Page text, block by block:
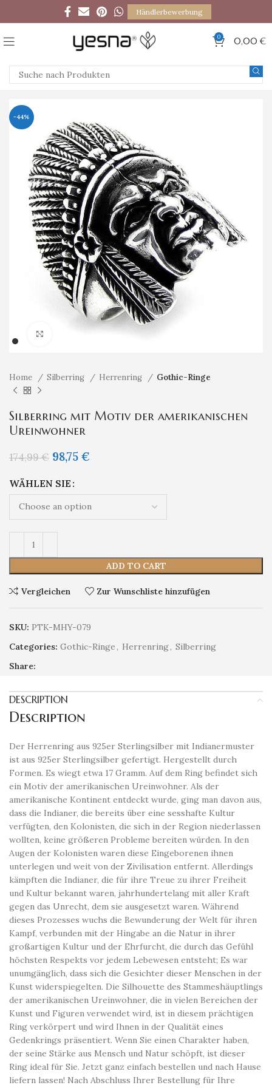
Händlerbewerbung
0 0,00 €
-44%
Klicken um zu vergrößern
Home Silberring Herrenring Gothic-Ringe
Silberring mit Motiv der amerikanischen
Ureinwohner
174,99€ 98,75 €
WÄHLEN SIE
ADD TO CART
Vergleichen Zur Wunschliste hinzufügen
SKU: PTK-MHY-079
Categories: Gothic-Ringe, Herrenring, Silberring
Share:
DESCRIPTION
Description
Der Herrenring aus 925er Sterlingsilber mit Indianermuster
ist aus 925er Sterlingsilber gefertigt. Hergestellt durch
Formen. Es wiegt etwa 17 Gramm. Auf dem Ring befindet sich
ein Motiv der amerikanischen Ureinwohner. Als der
amerikanische Kontinent entdeckt wurde, ging man davon aus,
dass die Indianer, die bereits über eine sesshafte Kultur
verfügten, den Kolonisten, die sich in der Region niederlassen
wollten, keine größeren Probleme bereiten würden. In den
Augen der Kolonisten waren diese Eingeborenen ihnen
unterlegen und weit von der Zivilisation entfernt. Allerdings
kämpften die Indianer, die für ihre Treue zu ihrer Freiheit
und Kultur bekannt waren, jahrhundertelang mit aller Kraft
gegen das Unrecht, dem sie ausgesetzt waren. Während
dieses Prozesses wuchs die Bewunderung der Welt für ihren
Kampf, verbunden mit der Hingabe an die Natur in ihrer
großartigen Kultur und der Ehrfurcht, die durch das Gefühl
höchsten Respekts vor jedem Lebewesen entsteht; Es war
unumgänglich, dass sich die Gesichter dieser Menschen in der
Kunst widerspiegelten. Die Silhouette des Stammeshäuptlings
der amerikanischen Ureinwohner, die in vielen Bereichen der
Kunst und Figuren verwendet wird, ist in diesem prächtigen
Ring verkörpert und wird Ihnen in der Qualität eines
Gedenkrings präsentiert. Wenn Sie einen Charakter haben,
der seine Stärke aus Mensch und Natur schöpft, ist dieser
Ring ideal für Sie. Jetzt ganz einfach bestellen und nach Hause
liefern lassen! Nach Abschluss Ihrer Bestellung für Ihre